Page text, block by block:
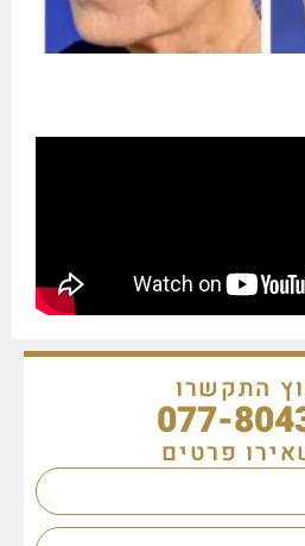
התקשרו
077-
פרטים